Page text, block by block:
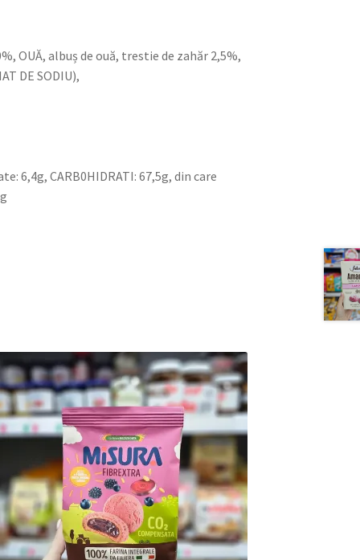
OUĂ, albuș de ouă, trestie de zahăr 2,5%,
DE SODIU),
6,4g, CARB0HIDRATI: 67,5g, din care